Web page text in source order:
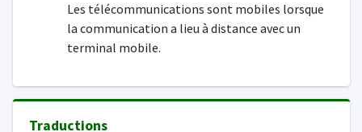
Les télécommunications sont mobiles lorsque
la communication a lieu à distance avec un
terminal mobile.
Traductions